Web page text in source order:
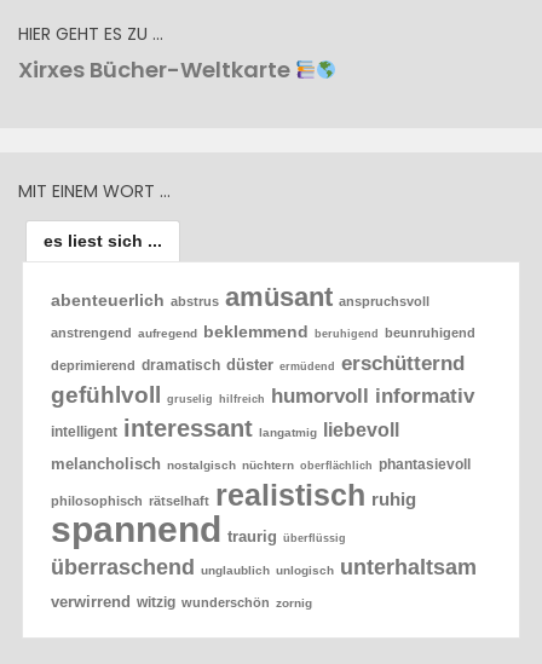
HIER GEHT ES ZU …
Xirxes Bücher-Weltkarte
MIT EINEM WORT …
es liest sich ...
abenteuerlich abstrus amüsant anspruchsvoll
anstrengend aufregend beklemmend beruhigend beunruhigend
deprimierend dramatisch düster ermüdend erschütternd
gefühlvoll gruselig hilfreich humorvoll informativ
intelligent interessant langatmig liebevoll
melancholisch nostalgisch nüchtern oberflächlich phantasievoll
philosophisch rätselhaft realistisch ruhig
spannend traurig überflüssig
überraschend unglaublich unlogisch unterhaltsam
verwirrend witzig wunderschön zornig